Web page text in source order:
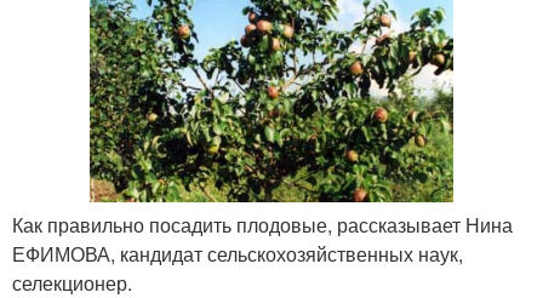
Как правильно посадить плодовые, рассказывает Нина
ЕФИМОВА, кандидат сельскохозяйственных наук,
селекционер.